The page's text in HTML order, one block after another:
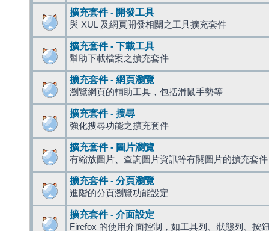
擴充套件 - 開發工具
與 XUL 及網頁開發相關之工具擴充套件
擴充套件 - 下載工具
幫助下載檔案之擴充套件
擴充套件 - 網頁瀏覽
瀏覽網頁的輔助工具，包括滑鼠手勢等
擴充套件 - 搜尋
強化搜尋功能之擴充套件
擴充套件 - 圖片瀏覽
有縮放圖片、查詢圖片資訊等有關圖片的擴充套件
擴充套件 - 分頁瀏覽
進階的分頁瀏覽功能設定
擴充套件 - 介面設定
Firefox 的使用介面控制，如工具列、狀態列、按